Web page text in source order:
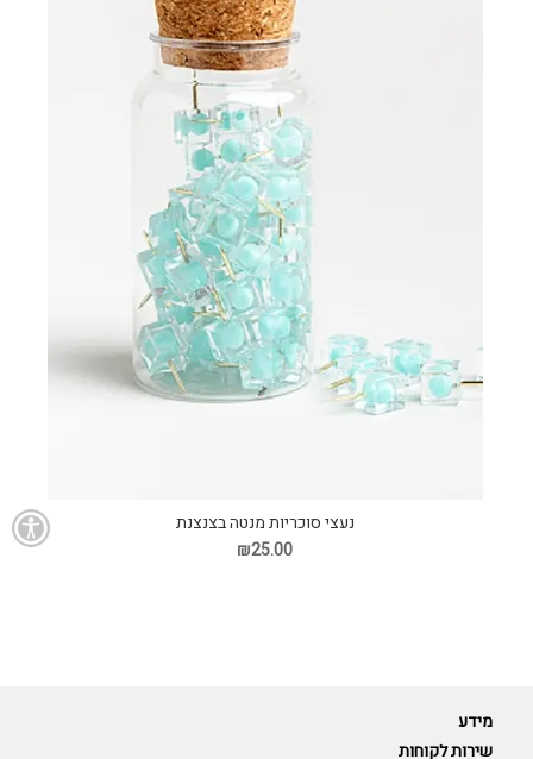
נעצי סוכריות מנטה בצנצנת
₪25.00
מידע
שירות לקוחות